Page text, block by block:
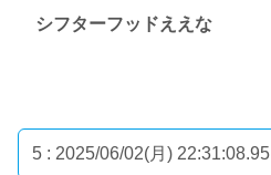
シフターフッドええな
5 : 2025/06/02(月) 22:31:08.95